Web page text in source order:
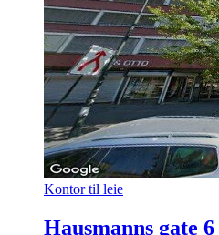
Kontor til leie
Hausmanns gate 6